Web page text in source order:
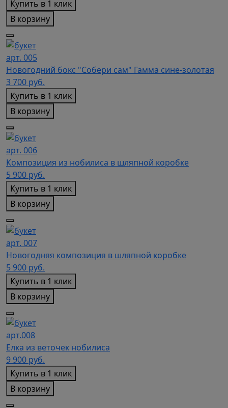
Купить в 1 клик
В корзину
арт. 005
Новогодний бокс "Собери сам" Гамма сине-золотая
3 700 руб.
Купить в 1 клик
В корзину
арт. 006
Композиция из нобилиса в шляпной коробке
5 900 руб.
Купить в 1 клик
В корзину
арт. 007
Новогодняя композиция в шляпной коробке
5 900 руб.
Купить в 1 клик
В корзину
арт.008
Елка из веточек нобилиса
9 900 руб.
Купить в 1 клик
В корзину